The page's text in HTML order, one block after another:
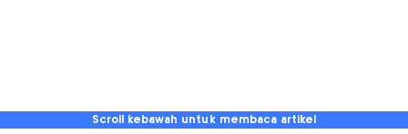
Scroll kebawah untuk membaca artikel